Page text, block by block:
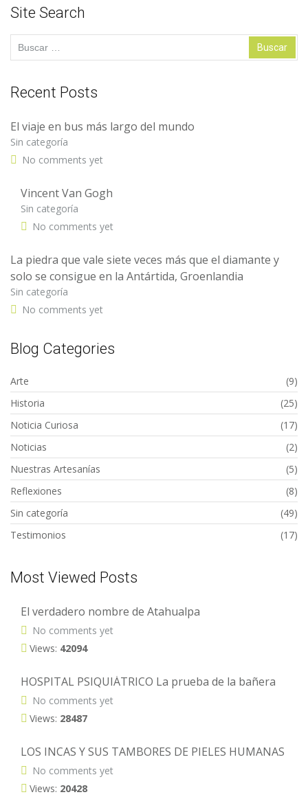
Site Search
Recent Posts
El viaje en bus más largo del mundo
Sin categoría
No comments yet
Vincent Van Gogh
Sin categoría
No comments yet
La piedra que vale siete veces más que el diamante y
solo se consigue en la Antártida, Groenlandia
Sin categoría
No comments yet
Blog Categories
Arte
(9)
Historia
(25)
Noticia Curiosa
(17)
Noticias
(2)
Nuestras Artesanías
(5)
Reflexiones
(8)
Sin categoría
(49)
Testimonios
(17)
Most Viewed Posts
El verdadero nombre de Atahualpa
No comments yet
Views: 42094
HOSPITAL PSIQUIÁTRICO La prueba de la bañera
No comments yet
Views: 28487
LOS INCAS Y SUS TAMBORES DE PIELES HUMANAS
No comments yet
Views: 20428